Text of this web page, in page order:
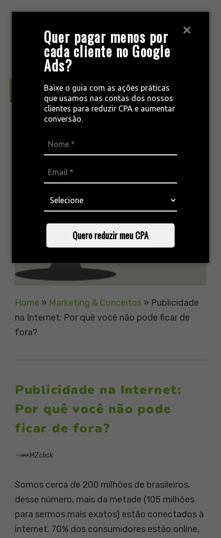
Quer pagar menos por
cada cliente no Google
Ads?
Baixe o guia com as ações práticas
que usamos nas contas dos nossos
clientes para reduzir CPA e aumentar
conversão.
Quero reduzir meu CPA
Marketing & Conceitos
Home » Marketing & Conceitos » Publicidade
na Internet: Por quê você não pode ficar de
fora?
Publicidade na Internet:
Por quê você não pode
ficar de fora?
MZclick
Somos cerca de 200 milhões de brasileiros,
desse número, mais da metade (105 milhões
para sermos mais exatos) estão conectados à
internet. 70% dos consumidores estão online,